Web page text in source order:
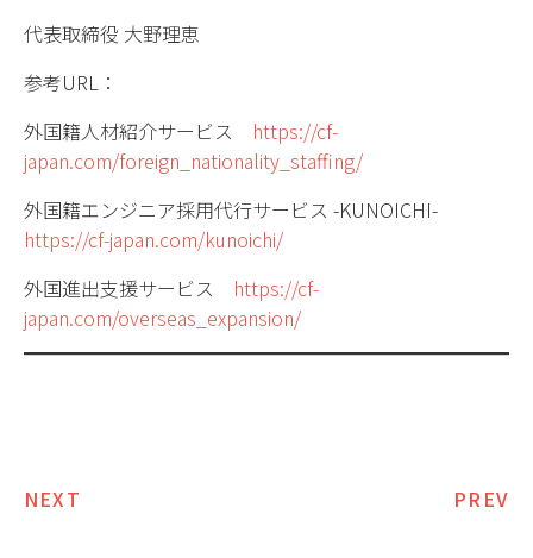
代表取締役 大野理恵
参考URL：
外国籍人材紹介サービス https://cf-
japan.com/foreign_nationality_staffing/
外国籍エンジニア採用代行サービス -KUNOICHI-
https://cf-japan.com/kunoichi/
外国進出支援サービス https://cf-
japan.com/overseas_expansion/
投
PREV
NEXT